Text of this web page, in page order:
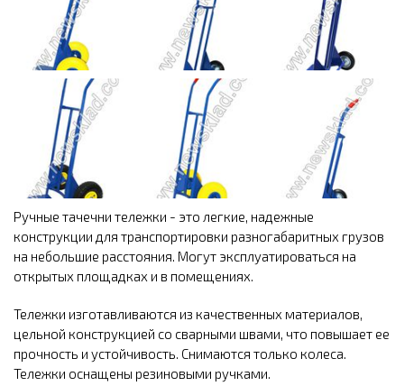
Ручные тачечни тележки - это легкие, надежные
конструкции для транспортировки разногабаритных грузов
на небольшие расстояния. Могут эксплуатироваться на
открытых площадках и в помещениях.
Тележки изготавливаются из качественных материалов,
цельной конструкцией со сварными швами, что повышает ее
прочность и устойчивость. Снимаются только колеса.
Тележки оснащены резиновыми ручками.